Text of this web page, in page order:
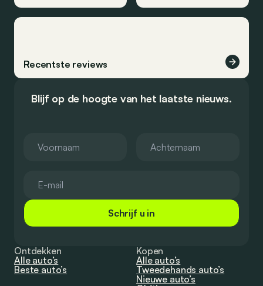
Recentste reviews
Blijf op de hoogte van het laatste nieuws.
Schrijf u in
Ontdekken
Alle auto’s
Beste auto’s
Kopen
Alle auto’s
Tweedehands auto’s
Nieuwe auto’s